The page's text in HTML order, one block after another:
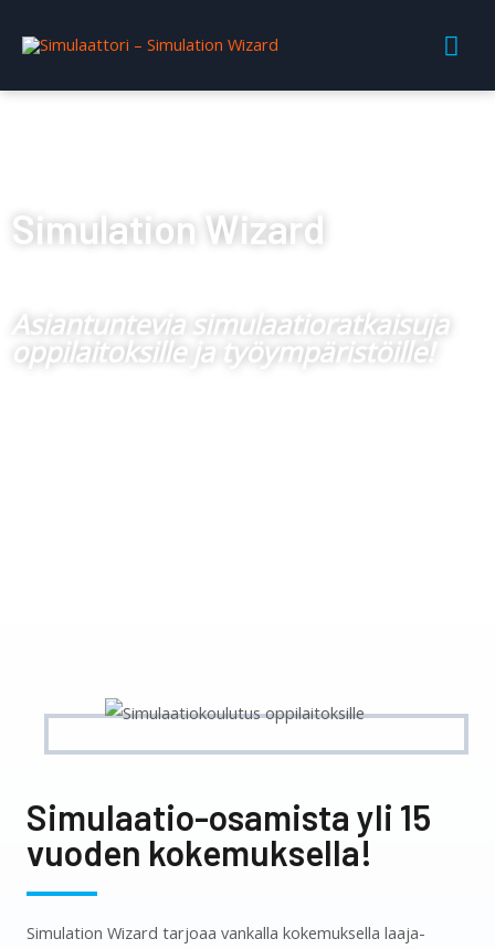
Simulation Wizard
Asiantuntevia simulaatioratkaisuja
oppilaitoksille ja työympäristöille!
Simulaatio-osamista yli 15
vuoden kokemuksella!
Simulation Wizard tarjoaa vankalla kokemuksella laaja-